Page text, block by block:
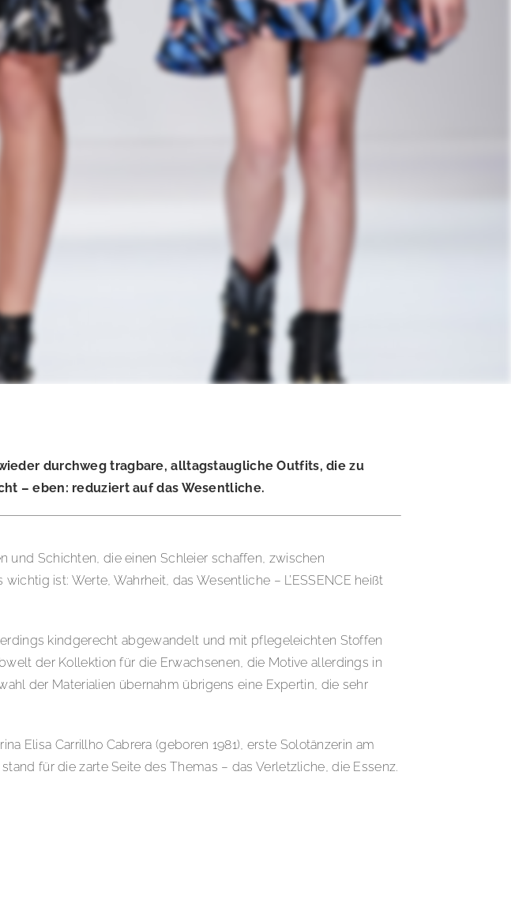
durchweg tragbare, alltagstaugliche Outfits, die zu
– eben: reduziert auf das Wesentliche.
und Schichten, die einen Schleier schaffen, zwischen
ist: Werte, Wahrheit, das Wesentliche – L’ESSENCE heißt
kindgerecht abgewandelt und mit pflegeleichten Stoffen
der Kollektion für die Erwachsenen, die Motive allerdings in
der Materialien übernahm übrigens eine Expertin, die sehr
Elisa Carrillho Cabrera (geboren 1981), erste Solotänzerin am
für die zarte Seite des Themas – das Verletzliche, die Essenz.